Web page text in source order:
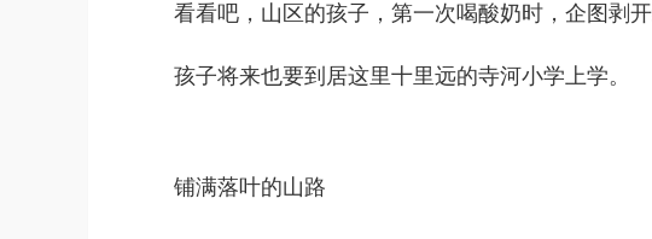
看看吧，山区的孩子，第一次喝酸奶时，企图剥
孩子将来也要到居这里十里远的寺河小学上学。
铺满落叶的山路